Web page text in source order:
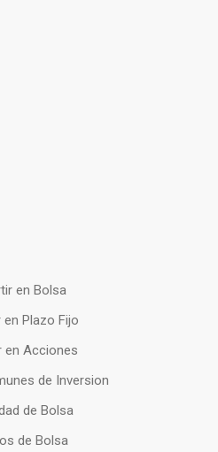
en Bolsa
en Plazo Fijo
en Acciones
de Inversion
de Bolsa
de Bolsa